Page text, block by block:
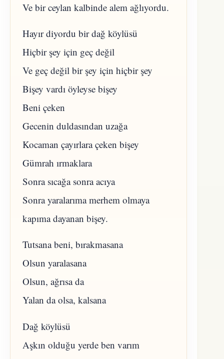
Ve bir ceylan kalbinde alem ağlıyordu.
Hayır diyordu bir dağ köylüsü
Hiçbir şey için geç değil
Ve geç değil bir şey için hiçbir şey
Bişey vardı öyleyse bişey
Beni çeken
Gecenin duldasından uzağa
Kocaman çayırlara çeken bişey
Gümrah ırmaklara
Sonra sıcağa sonra acıya
Sonra yaralarıma merhem olmaya
kapıma dayanan bişey.
Tutsana beni, bırakmasana
Olsun yaralasana
Olsun, ağrısa da
Yalan da olsa, kalsana
Dağ köylüsü
Aşkın olduğu yerde ben varım